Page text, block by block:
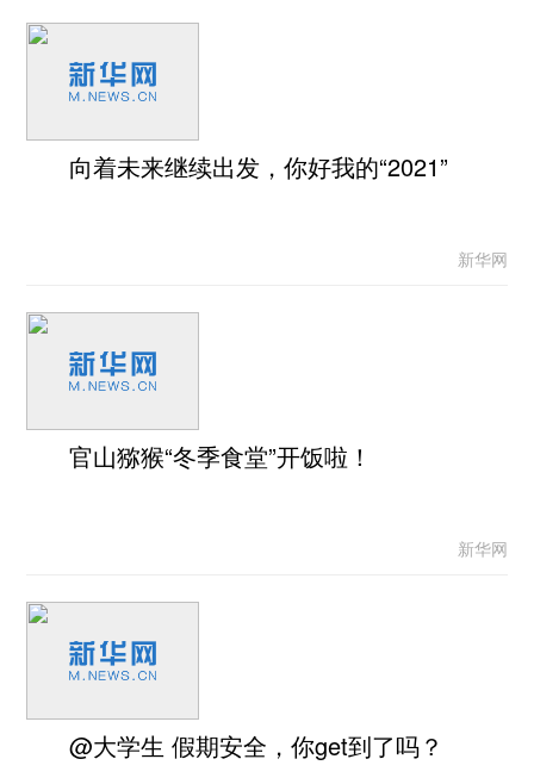
向着未来继续出发，你好我的“2021”
新华网
官山猕猴“冬季食堂”开饭啦！
新华网
@大学生 假期安全，你get到了吗？